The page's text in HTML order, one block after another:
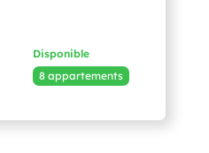
Disponible
8 appartements